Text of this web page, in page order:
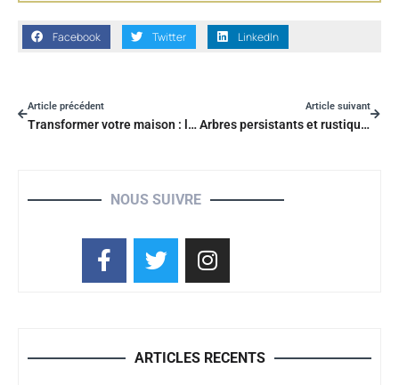
Facebook Twitter LinkedIn
Article précédent
Transformer votre maison : le secret des façades en fibre de bois éco-responsables
Article suivant
Arbres persistants et rustiques pour un petit jardin accueillant l’hiver
NOUS SUIVRE
ARTICLES RECENTS